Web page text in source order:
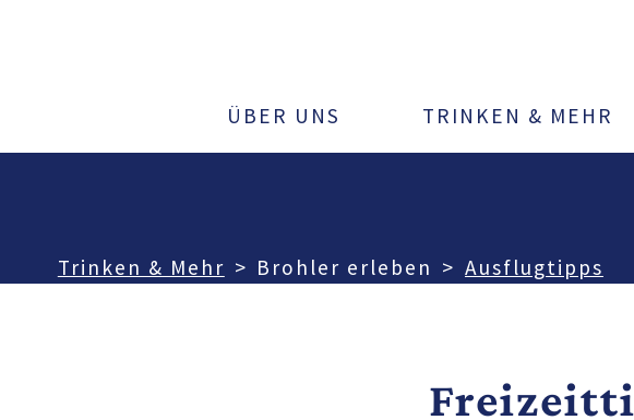
ÜBER UNS TRINKEN & MEHR
Trinken & Mehr Brohler erleben Ausflugtipps